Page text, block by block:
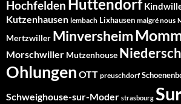
Hochfelden Huttendorf
Kutzenhausen lembach Lixhausen malgré nous
Mertzwiller Minversheim
Morschwiller Mutzenhouse
Ohlungen OTT preuschdorf
Schweighouse-sur-Moder strasbourg